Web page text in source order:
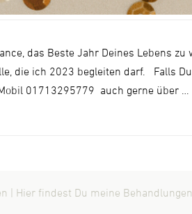
das Beste Jahr Deines Lebens
die ich 2023 begleiten darf. Falls
01713295779 auch gerne über …
| Hier findest Du meine